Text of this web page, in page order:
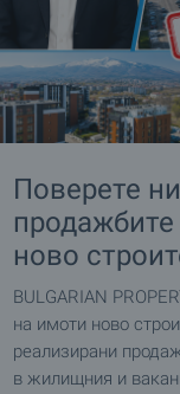
Поверете
ново
BULGARIAN
на имоти ново
реализирани
в жилищния и